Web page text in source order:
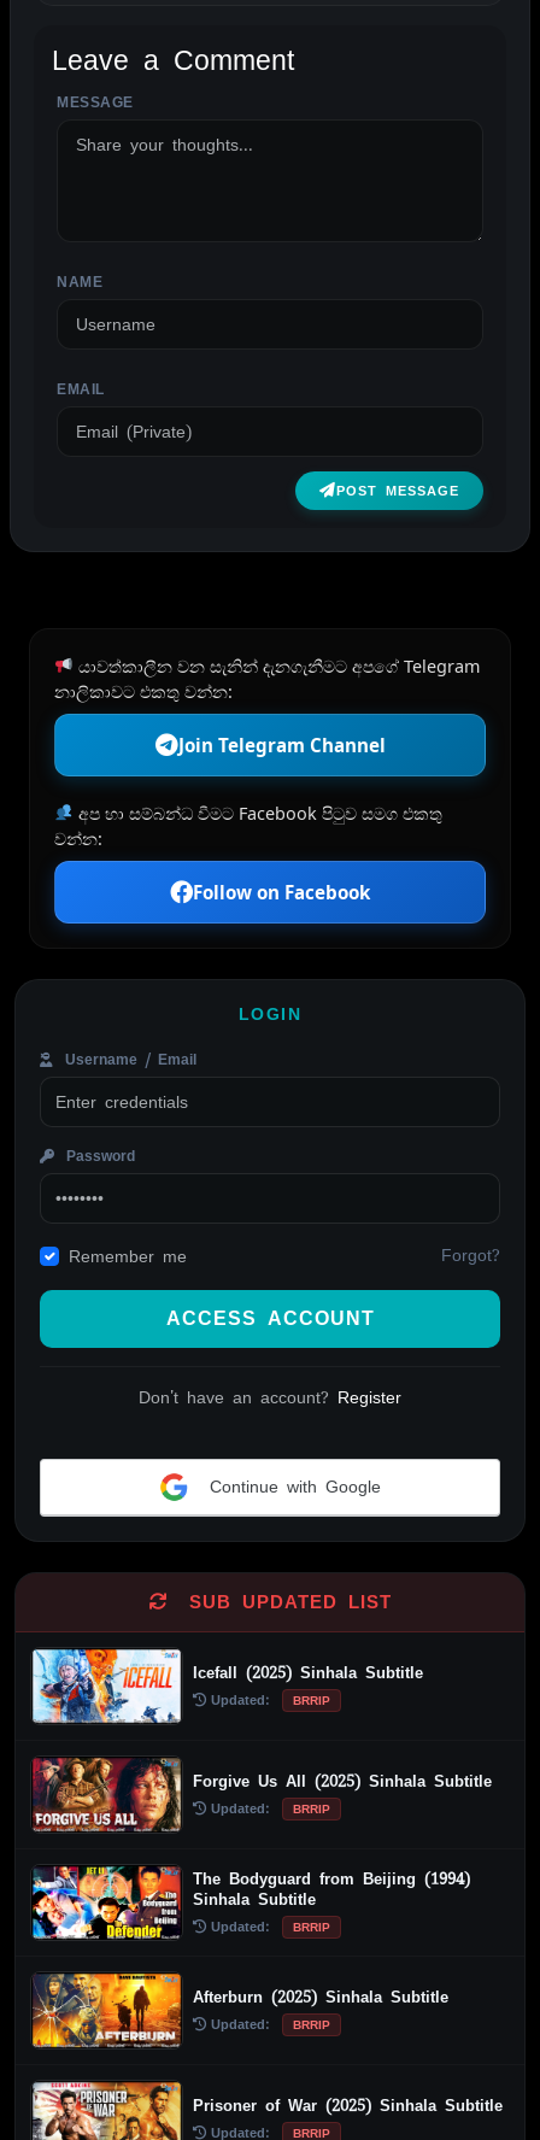
Leave a Comment
MESSAGE
NAME
EMAIL
POST MESSAGE
ALTERNATIVE:
යාවත්කාලීන වන සැනින් දැනගැනීමට අපගේ Telegram
නාලිකාවට එකතු වන්න:
Join Telegram Channel
අප හා සම්බන්ධ වීමට Facebook පිටුව සමග එකතු
වන්න:
Follow on Facebook
LOGIN
Username / Email
Password
Remember me Forgot?
ACCESS ACCOUNT
Don't have an account? Register
Continue with Google
SUB UPDATED LIST
Icefall (2025) Sinhala Subtitle
Updated: BRRIP
Forgive Us All (2025) Sinhala Subtitle
Updated: BRRIP
The Bodyguard from Beijing (1994)
Sinhala Subtitle
Updated: BRRIP
Afterburn (2025) Sinhala Subtitle
Updated: BRRIP
Prisoner of War (2025) Sinhala Subtitle
Updated: BRRIP